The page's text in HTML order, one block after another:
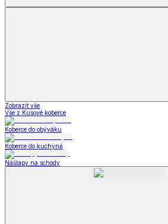
Zobrazit vše
Vše z Kusové koberce
Koberce do obýváku
Koberce do kuchyně
Nášlapy na schody